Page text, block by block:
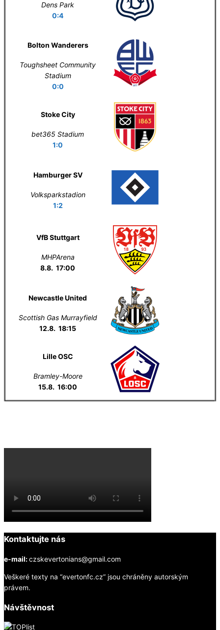
Dens Park
0:4
Bolton Wanderers
Toughsheet Community
Stadium
0:0
Stoke City
bet365 Stadium
1:0
Hamburger SV
Volksparkstadion
1:2
VfB Stuttgart
MHPArena
8.8. 17:00
Newcastle United
Scottish Gas Murrayfield
12.8. 18:15
Lille OSC
Bramley-Moore
15.8. 16:00
Kontaktujte nás
e-mail:czskevertonians@gmail.com
Veškeré texty na “evertonfc.cz” jsou chráněny autorským
právem.
Návštěvnost